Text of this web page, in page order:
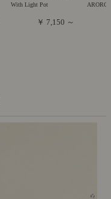
With Light Pot
￥ 7,150 ～